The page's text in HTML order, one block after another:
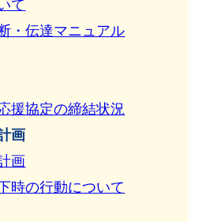
て
・伝達マニュアル
援協定の締結状況
画
画
時の行動について